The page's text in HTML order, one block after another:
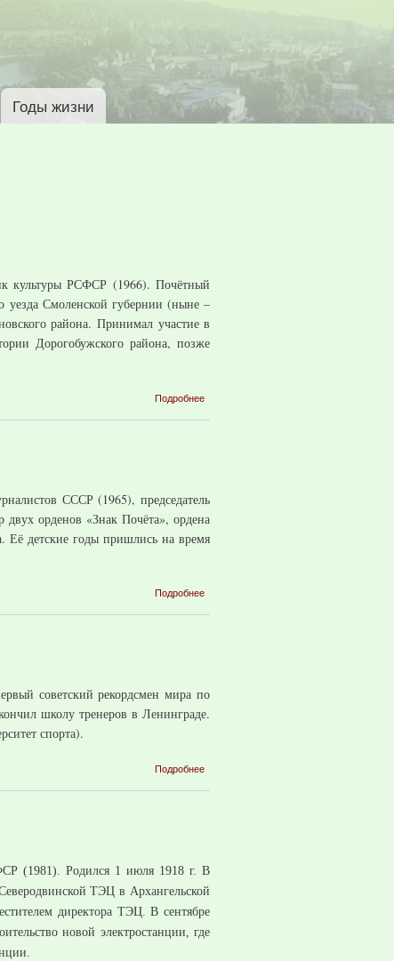
Годы жизни
культуры РСФСР (1966). Почётный
уезда Смоленской губернии (ныне –
района. Принимал участие в
Дорогобужского района, позже
Подробнее
СССР (1965), председатель
двух орденов «Знак Почёта», ордена
Её детские годы пришлись на время
Подробнее
Васильевна
советский рекордсмен мира по
школу тренеров в Ленинграде.
спорта).
Подробнее
Иванович
(1981). Родился 1 июля 1918 г. В
ТЭЦ в Архангельской
директора ТЭЦ.В сентябре
новой электростанции, где